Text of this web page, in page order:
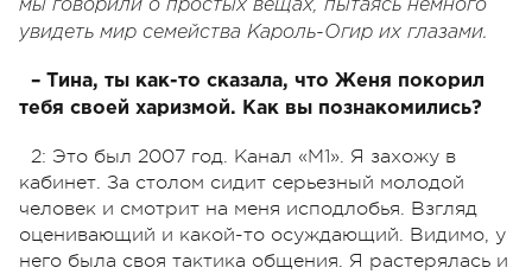
мы говорили о простых вещах, пытаясь немного
увидеть мир семейства Кароль-Огир их глазами.
– Тина, ты как-то сказала, что Женя покорил
тебя своей харизмой. Как вы познакомились?
2: Это был 2007 год. Канал «М1». Я захожу в
кабинет. За столом сидит серьезный молодой
человек и смотрит на меня исподлобья. Взгляд
оценивающий и какой-то осуждающий. Видимо, у
него была своя тактика общения. Я растерялась и